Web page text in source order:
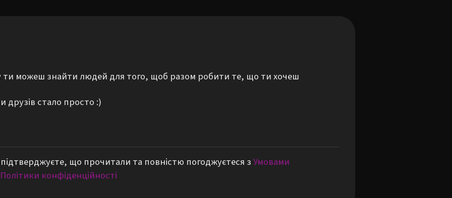
ти можеш знайти людей для того, щоб разом робити те, що ти хочеш
стало просто :)
що прочитали та повністю погоджуєтеся зУмовами
Політики конфіденційності